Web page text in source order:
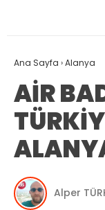
Ana Sayfa ›Alanya
AİR
Alper